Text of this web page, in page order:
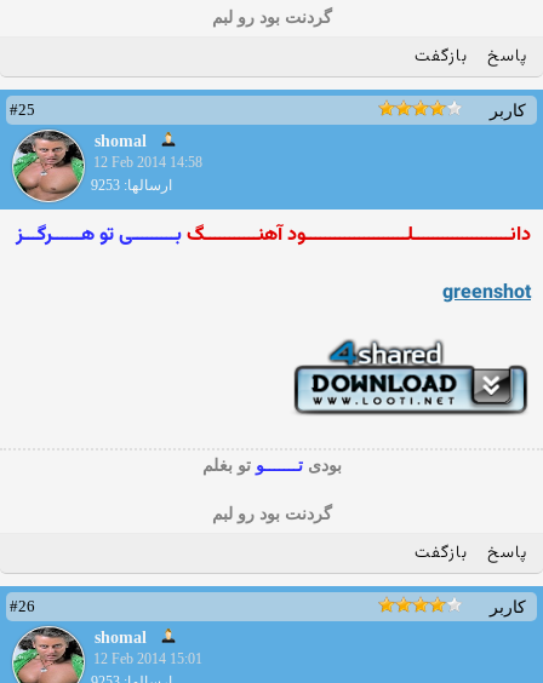
گردنت بود رو لبم
پاسخ بازگفت
کاربر
#25
shomal
12 Feb 2014 14:58
ارسالها: 9253
دانــــــــــــــــــــلـــــــــــــــــــــود آهنـــــــــــگبـــــــــی تو هــــــرگـــز
greenshot
بودیتـــــــوتو بغلم
گردنت بود رو لبم
پاسخ بازگفت
کاربر
#26
shomal
12 Feb 2014 15:01